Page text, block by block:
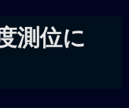
測位に